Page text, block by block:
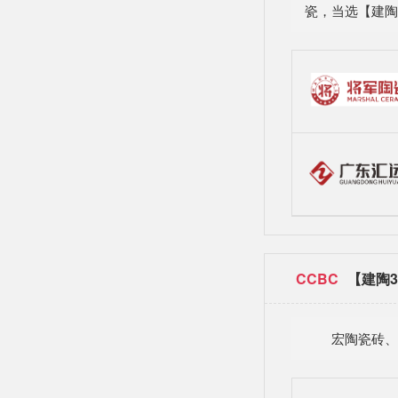
瓷，当选【建
CCBC 【建
宏陶瓷砖